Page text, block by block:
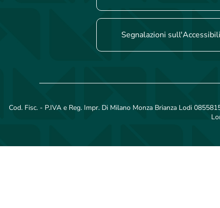
Segnalazioni
Cod. Fisc. - P.IVA e Reg. Impr. Di Milano Monza Brianza Lodi